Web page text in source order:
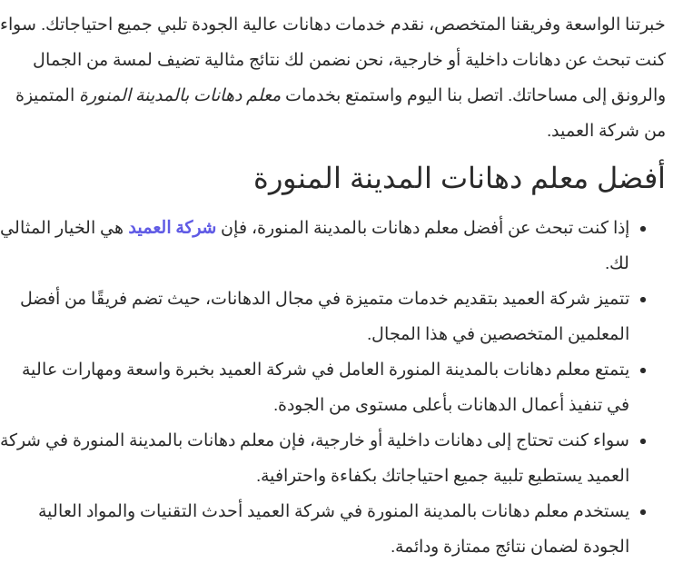
خبرتنا الواسعة وفريقنا المتخصص، نقدم خدمات دهانات عالية الجودة تلبي جميع احتياجاتك. سواء
كنت تبحث عن دهانات داخلية أو خارجية، نحن نضمن لك نتائج مثالية تضيف لمسة من الجمال
والرونق إلى مساحاتك. اتصل بنا اليوم واستمتع بخدمات معلم دهانات بالمدينة المنورة
المتميزة
من شركة العميد.
أفضل معلم دهانات المدينة المنورة
إذا كنت تبحث عن أفضل معلم دهانات بالمدينة المنورة، فإن شركة العميد هي الخيار المثالي
لك.
تتميز شركة العميد بتقديم خدمات متميزة في مجال الدهانات، حيث تضم فريقًا من أفضل
المعلمين المتخصصين في هذا المجال.
يتمتع معلم دهانات بالمدينة المنورة العامل في شركة العميد بخبرة واسعة ومهارات عالية
في تنفيذ أعمال الدهانات بأعلى مستوى من الجودة.
سواء كنت تحتاج إلى دهانات داخلية أو خارجية، فإن معلم دهانات بالمدينة المنورة في شركة
العميد يستطيع تلبية جميع احتياجاتك بكفاءة واحترافية.
يستخدم معلم دهانات بالمدينة المنورة في شركة العميد أحدث التقنيات والمواد العالية
الجودة لضمان نتائج ممتازة ودائمة.